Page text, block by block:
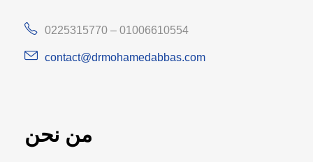
0225315770 – 01006610554
contact@drmohamedabbas.com
من نحن